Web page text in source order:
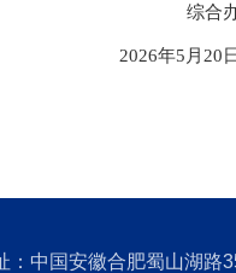
综合
2026年5月20
：中国安徽合肥蜀山湖路